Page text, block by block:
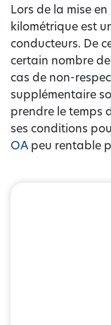
Lors de la mise
kilométrique est
conducteurs. De
certain nombre
cas de non-
supplémentaire
prendre le temps
ses conditions
OA peu rentable